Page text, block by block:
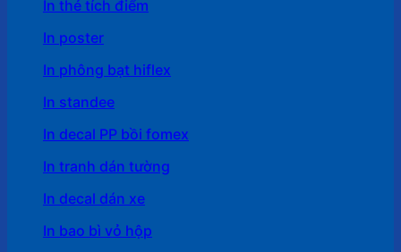
In thẻ tích điểm
In poster
In phông bạt hiflex
In standee
In decal PP bồi fomex
In tranh dán tường
In decal dán xe
In bao bì vỏ hộp